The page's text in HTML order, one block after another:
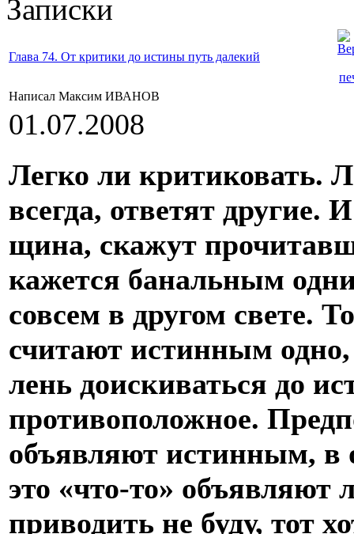
Записки
Глава 74. От критики до истины путь далекий
Написал Максим ИВАНОВ
01.07.2008
Легко ли критиковать.
всегда, ответят
щина, скажут
кажется банальным
совсем в другом свете.
считают истинным
лень доискиваться до
противоположное.
объявляют истинным, в
это «что-то»
приводить не буду, тот